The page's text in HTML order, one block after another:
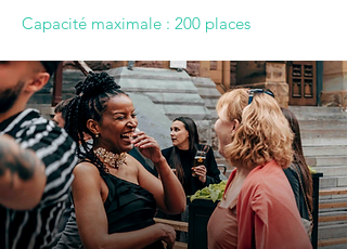
Capacité maximale : 200 places